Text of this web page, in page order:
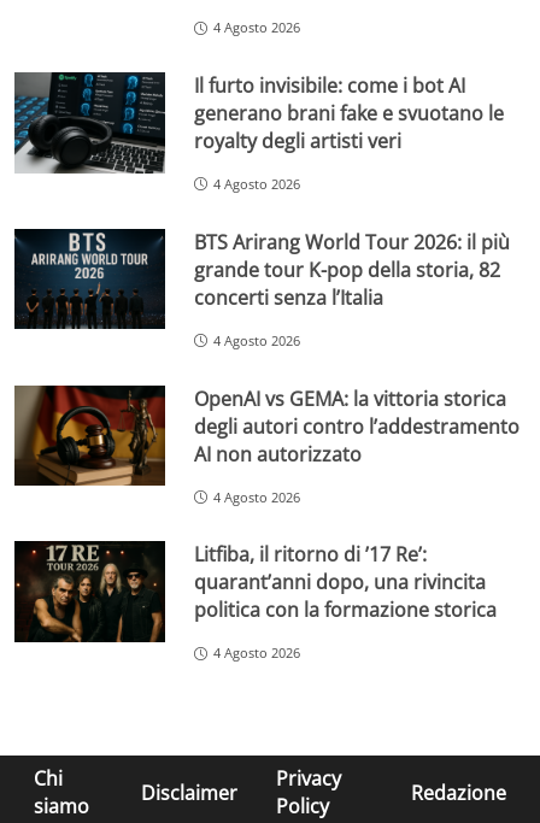
4 Agosto 2026
Il furto invisibile: come i bot AI
generano brani fake e svuotano le
royalty degli artisti veri
4 Agosto 2026
BTS Arirang World Tour 2026: il più
grande tour K-pop della storia, 82
concerti senza l’Italia
4 Agosto 2026
OpenAI vs GEMA: la vittoria storica
degli autori contro l’addestramento
AI non autorizzato
4 Agosto 2026
Litfiba, il ritorno di ’17 Re’:
quarant’anni dopo, una rivincita
politica con la formazione storica
4 Agosto 2026
Chi
siamo
Disclaimer
Privacy
Policy
Redazione